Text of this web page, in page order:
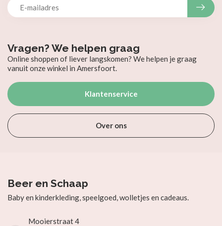
Vragen? We helpen graag
Online shoppen of liever langskomen? We helpen je graag
vanuit onze winkel in Amersfoort.
Klantenservice
Over ons
Beer en Schaap
Baby en kinderkleding, speelgoed, wolletjes en cadeaus.
Mooierstraat 4